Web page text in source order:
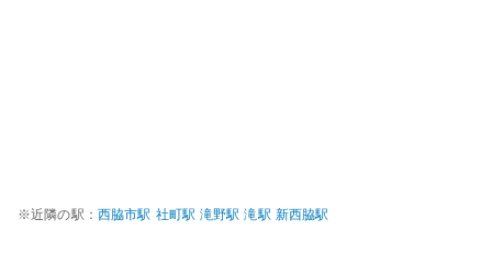
※近隣の駅： 西脇市駅 社町駅 滝野駅 滝駅 新西脇駅